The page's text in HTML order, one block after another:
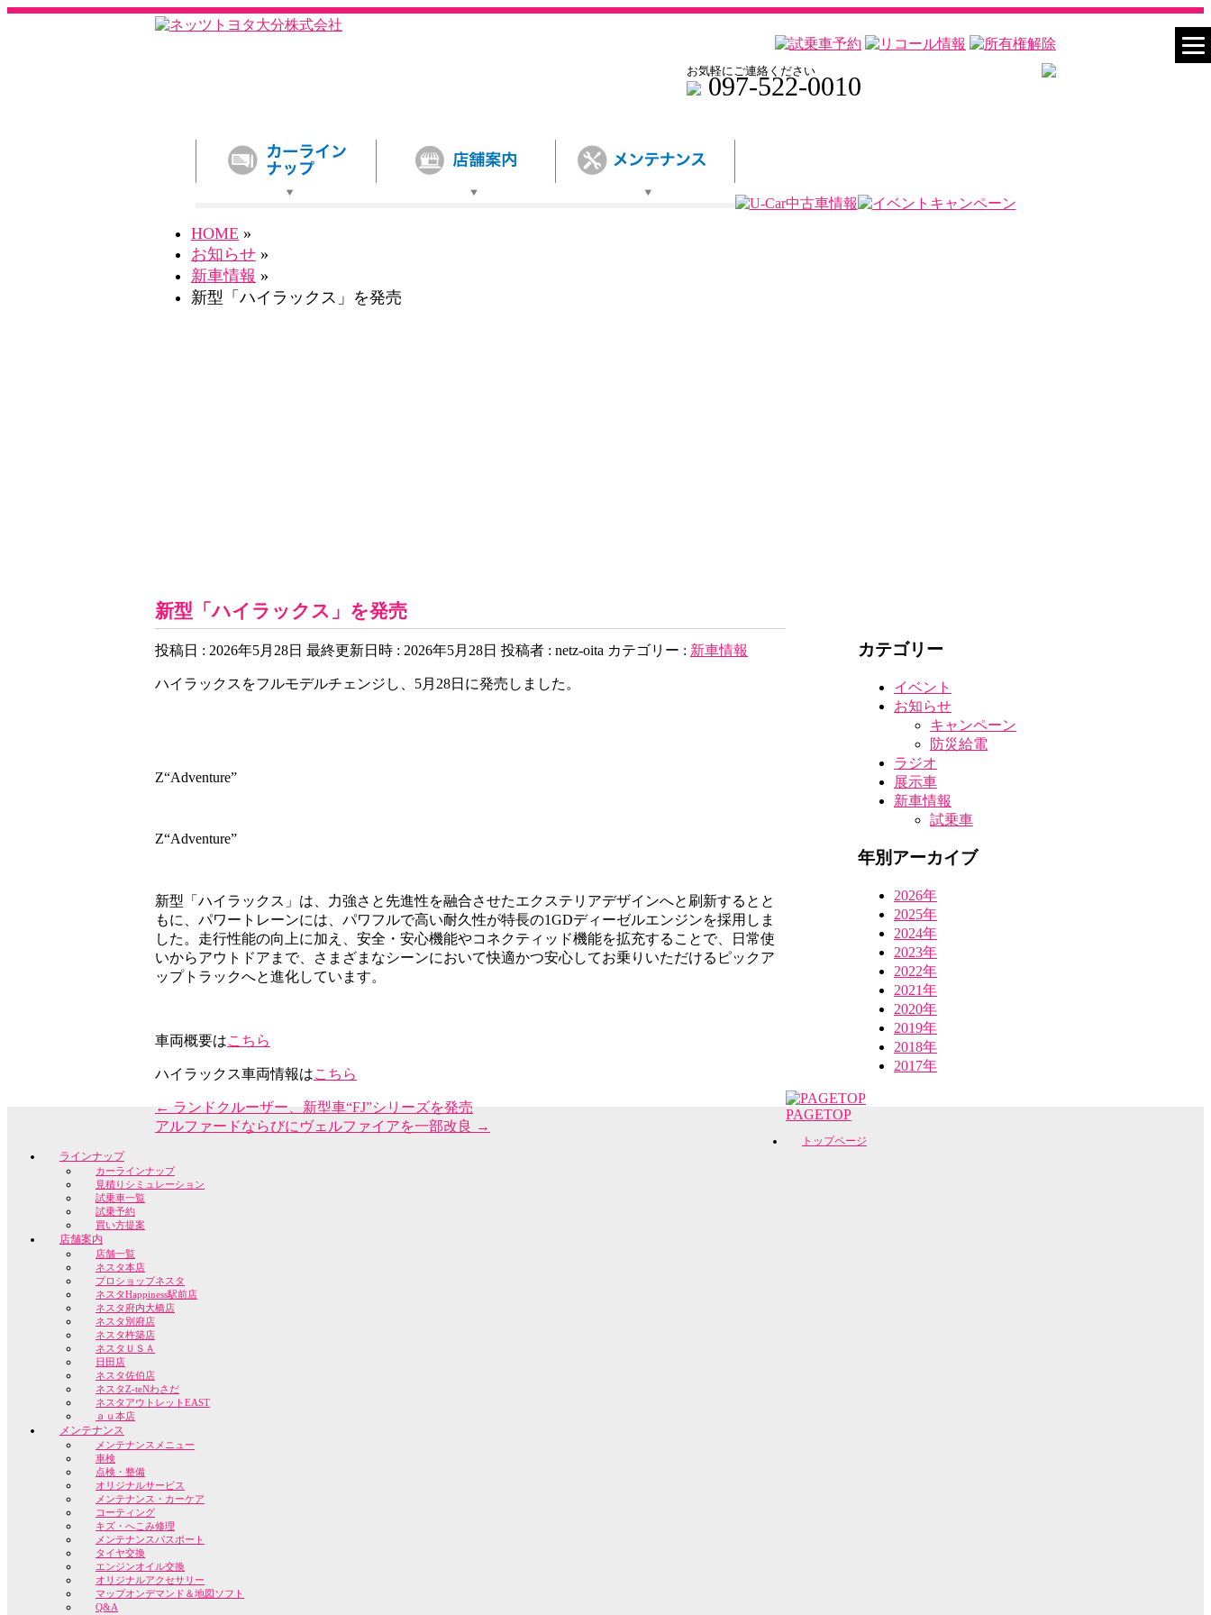
お気軽にご連絡ください
097-522-0010
HOME »
お知らせ »
新車情報 »
新型「ハイラックス」を発売
新型「ハイラックス」を発売
投稿日 : 2026年5月28日 最終更新日時 : 2026年5月28日 投稿者 : netz-oita カテゴリー : 新車情報
ハイラックスをフルモデルチェンジし、5月28日に発売しました。
Z“Adventure”
Z“Adventure”
新型「ハイラックス」は、力強さと先進性を融合させたエクステリアデザインへと刷新するとと
もに、パワートレーンには、パワフルで高い耐久性が特長の1GDディーゼルエンジンを採用しま
した。走行性能の向上に加え、安全・安心機能やコネクティッド機能を拡充することで、日常使
いからアウトドアまで、さまざまなシーンにおいて快適かつ安心してお乗りいただけるピックア
ップトラックへと進化しています。
車両概要はこちら
ハイラックス車両情報はこちら
← ランドクルーザー、新型車“FJ”シリーズを発売
アルファードならびにヴェルファイアを一部改良 →
カテゴリー
イベント
お知らせ
キャンペーン
防災給電
ラジオ
展示車
新車情報
試乗車
年別アーカイブ
2026年
2025年
2024年
2023年
2022年
2021年
2020年
2019年
2018年
2017年
PAGETOP
トップページ
ラインナップ
カーラインナップ
見積りシミュレーション
試乗車一覧
試乗予約
買い方提案
店舗案内
店舗一覧
ネスタ本店
プロショップネスタ
ネスタHappiness駅前店
ネスタ府内大橋店
ネスタ別府店
ネスタ杵築店
ネスタＵＳＡ
日田店
ネスタ佐伯店
ネスタZ-teNわさだ
ネスタアウトレットEAST
ａｕ本店
メンテナンス
メンテナンスメニュー
車検
点検・整備
オリジナルサービス
メンテナンス・カーケア
コーティング
キズ・へこみ修理
メンテナンスパスポート
タイヤ交換
エンジンオイル交換
オリジナルアクセサリー
マップオンデマンド＆地図ソフト
Q&A